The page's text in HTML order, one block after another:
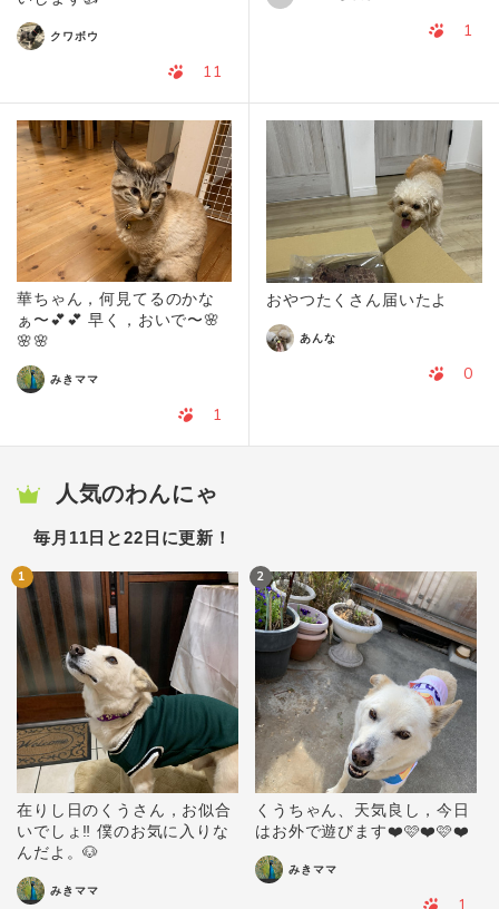
クワボウ
11
1
華ちゃん，何見てるのかな
ぁ〜💕💕 早く，おいで〜🌸
🌸🌸
みきママ
1
おやつたくさん届いたよ
あんな
0
人気のわんにゃ
毎月11日と22日に更新！
1
在りし日のくうさん，お似合
いでしょ‼️ 僕のお気に入りな
んだよ。🐶
みきママ
2
くうちゃん、天気良し，今日
はお外で遊びます❤️🩷❤️🩷❤️
みきママ
1